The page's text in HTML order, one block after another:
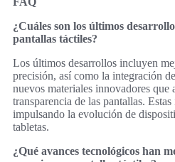
¿Cuáles son los últimos
pantallas táctiles?
Los últimos desarrollos incluyen
precisión, así como la integración
nuevos materiales innovadores
transparencia de las pantallas.
impulsando la evolución de
tabletas.
¿Qué avances tecnológicos han